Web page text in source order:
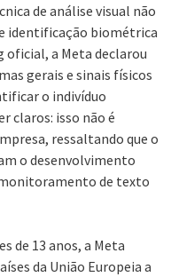
de análise visual não
identificação biométrica
oficial, a Meta declarou
gerais e sinais físicos
o indivíduo
claros: isso não é
ressaltando que o
o desenvolvimento
de texto
de 13 anos, a Meta
da União Europeia a